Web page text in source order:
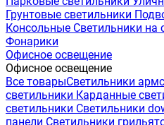
Грунтовые светильники
Консольные Светильники на
Фонарики
Офисное освещение
Офисное освещение
Все товарыСветильники
светильники Карданные
светильники Светильники
панели Светильники